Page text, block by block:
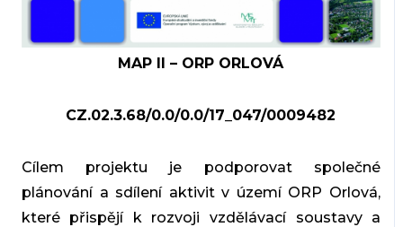
MAP II – ORP ORLOVÁ
CZ.02.3.68/0.0/0.0/17_047/0009482
Cílem projektu je podporovat společné
plánování a sdílení aktivit v území ORP Orlová,
které přispějí k rozvoji vzdělávací soustavy a